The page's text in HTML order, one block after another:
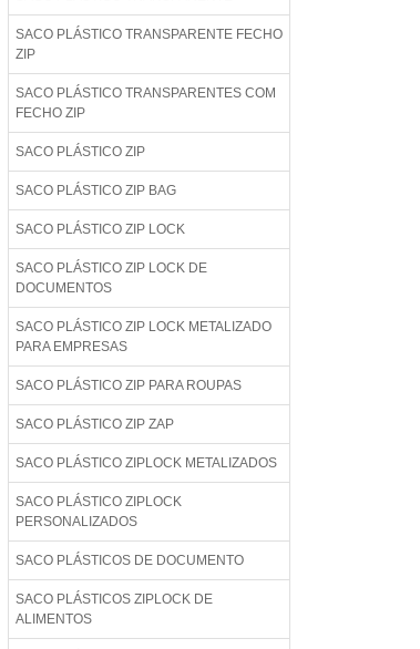
SACO PLÁSTICO TRANSPARENTE FECHO
ZIP
SACO PLÁSTICO TRANSPARENTES COM
FECHO ZIP
SACO PLÁSTICO ZIP
SACO PLÁSTICO ZIP BAG
SACO PLÁSTICO ZIP LOCK
SACO PLÁSTICO ZIP LOCK DE
DOCUMENTOS
SACO PLÁSTICO ZIP LOCK METALIZADO
PARA EMPRESAS
SACO PLÁSTICO ZIP PARA ROUPAS
SACO PLÁSTICO ZIP ZAP
SACO PLÁSTICO ZIPLOCK METALIZADOS
SACO PLÁSTICO ZIPLOCK
PERSONALIZADOS
SACO PLÁSTICOS DE DOCUMENTO
SACO PLÁSTICOS ZIPLOCK DE
ALIMENTOS